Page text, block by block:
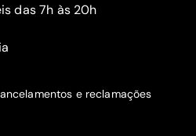
das 7h às 20h
e reclamações